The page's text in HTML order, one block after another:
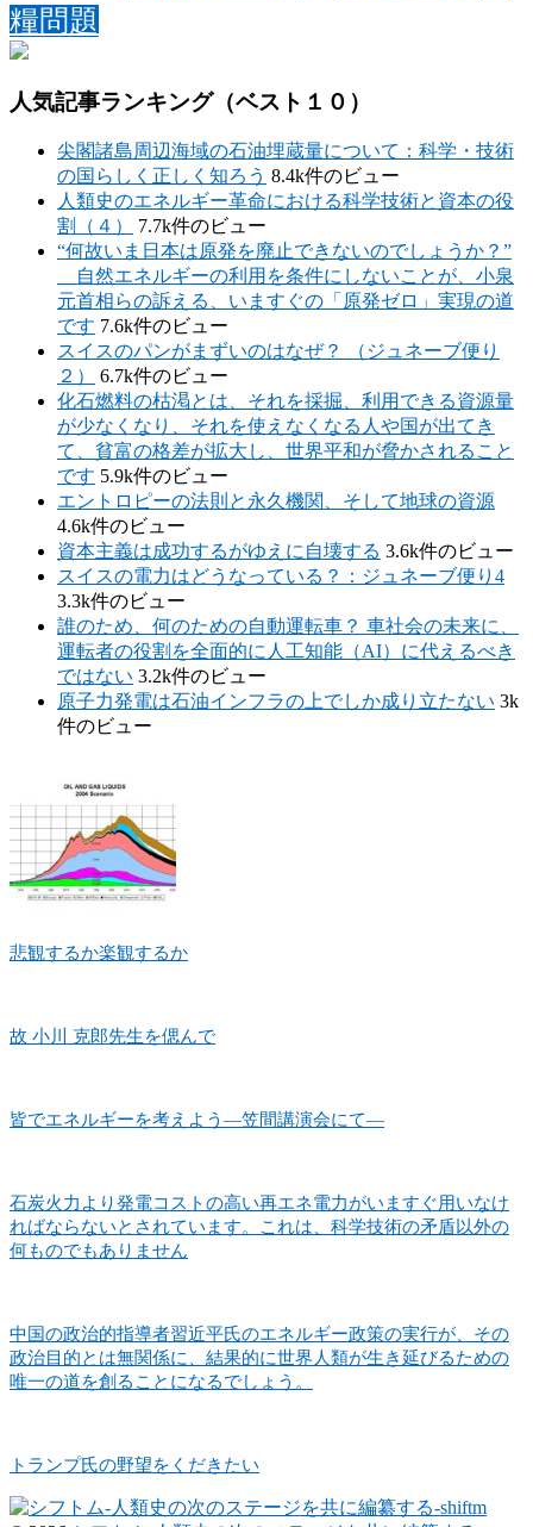
糧問題
人気記事ランキング（ベスト１０）
尖閣諸島周辺海域の石油埋蔵量について：科学・技術
の国らしく正しく知ろう 8.4k件のビュー
人類史のエネルギー革命における科学技術と資本の役
割（４）
7.7k件のビュー
“何故いま日本は原発を廃止できないのでしょうか？”
自然エネルギーの利用を条件にしないことが、小泉
元首相らの訴える、いますぐの「原発ゼロ」実現の道
です 7.6k件のビュー
スイスのパンがまずいのはなぜ？ （ジュネーブ便り
２）
6.7k件のビュー
化石燃料の枯渇とは、それを採掘、利用できる資源量
が少なくなり、それを使えなくなる人や国が出てき
て、貧富の格差が拡大し、世界平和が脅かされること
です 5.9k件のビュー
エントロピーの法則と永久機関、そして地球の資源
4.6k件のビュー
資本主義は成功するがゆえに自壊する 3.6k件のビュー
スイスの電力はどうなっている？：ジュネーブ便り4
3.3k件のビュー
誰のため、何のための自動運転車？ 車社会の未来に、
運転者の役割を全面的に人工知能（AI）に代えるべき
ではない 3.2k件のビュー
原子力発電は石油インフラの上でしか成り立たない 3k
件のビュー
悲観するか楽観するか
故 小川 克郎先生を偲んで
皆でエネルギーを考えよう―笠間講演会にて―
石炭火力より発電コストの高い再エネ電力がいますぐ用いなけ
ればならないとされています。これは、科学技術の矛盾以外の
何ものでもありません
中国の政治的指導者習近平氏のエネルギー政策の実行が、その
政治目的とは無関係に、結果的に世界人類が生き延びるための
唯一の道を創ることになるでしょう。
トランプ氏の野望をくだきたい